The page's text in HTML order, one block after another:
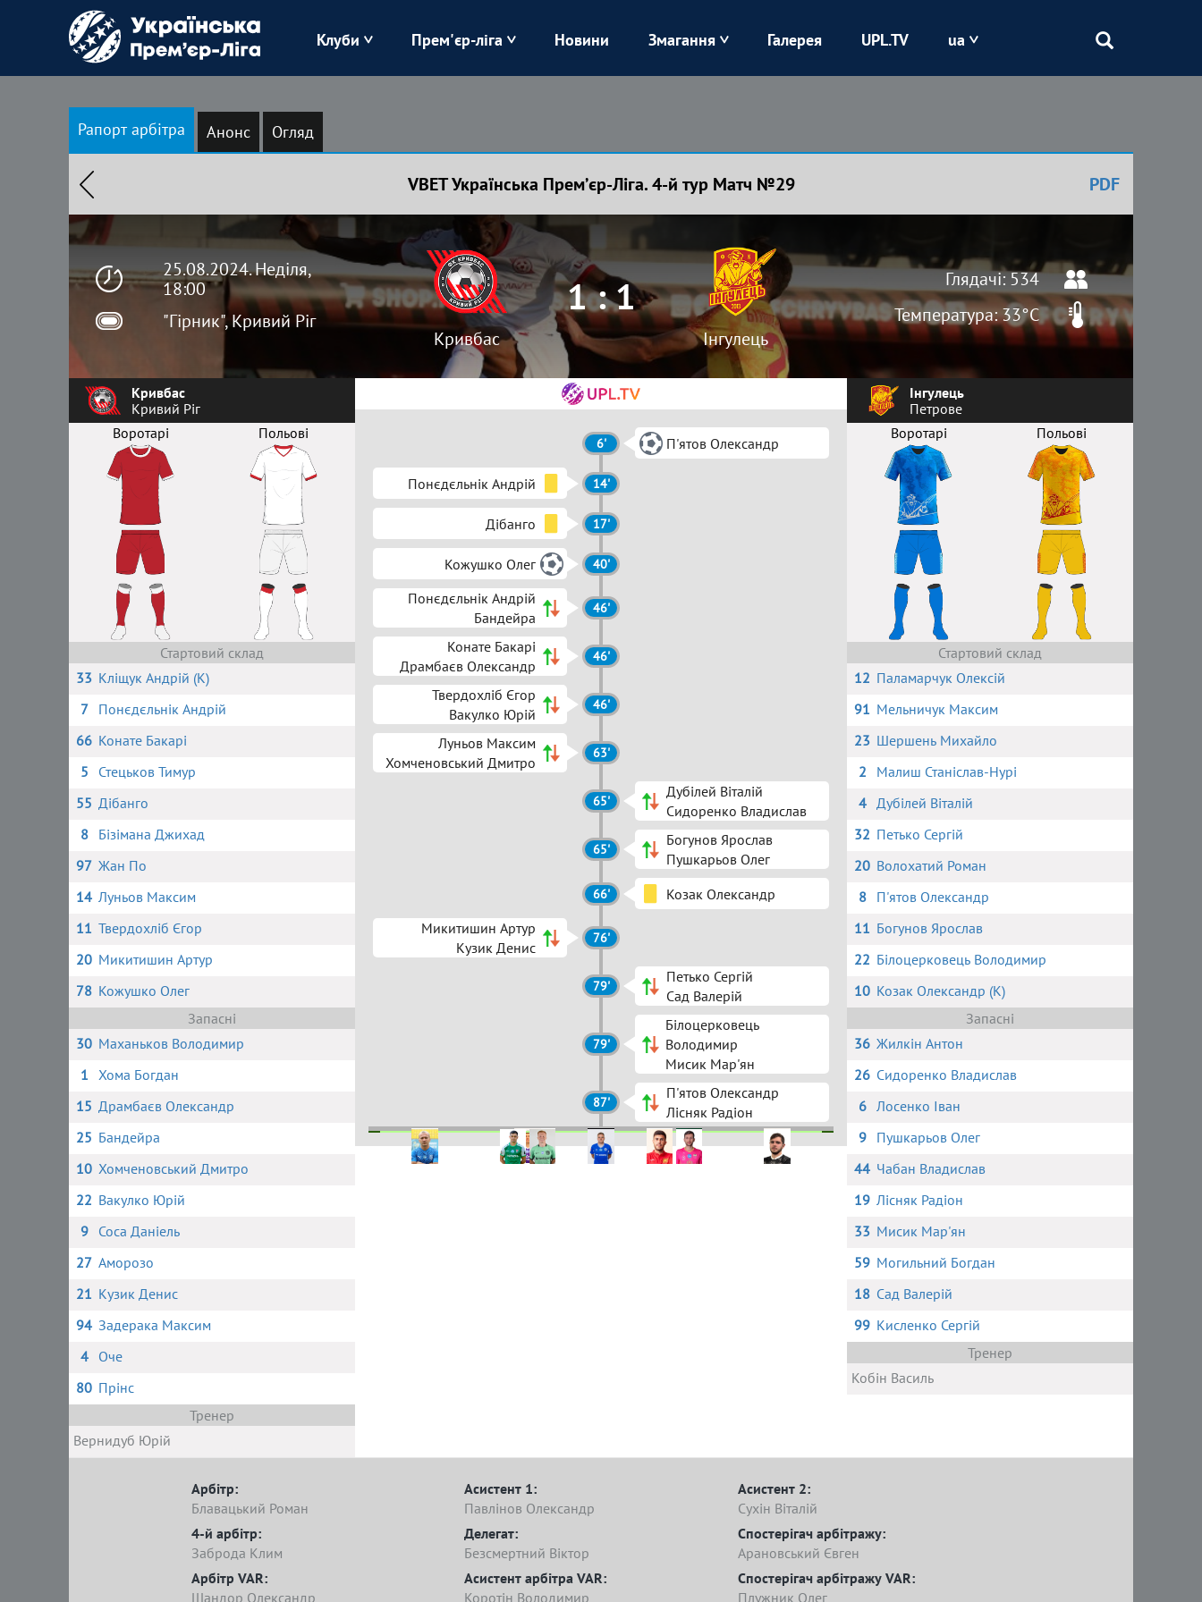
Клуби
Зоря Карпати Колос Кривбас
Лівий Берег
Полісся Харків Чорноморець
Прем'єр-ліга Новини Змагання Галерея UPL.TV ua
Рапорт арбітра Анонс Огляд
VBET Українська Премʼєр-Ліга. 4-й тур Матч №29 PDF
25.08.2024. Неділя,
18:00
"Гірник", Кривий Ріг
Кривбас
1 : 1
Інгулець
Глядачі: 534
Температура: 33°C
Кривбас
Кривий Ріг
Воротарі
Польові
Стартовий склад
33 Кліщук Андрій (К)
7
Понєдєльнік Андрій
66 Конате Бакарі
5
Стецьков Тимур
55 Дібанго
8
Бізімана Джихад
97 Жан По
14 Луньов Максим
11 Твердохліб Єгор
20 Микитишин Артур
78 Кожушко Олег
Запасні
30 Маханьков Володимир
1 Хома Богдан
15 Драмбаєв Олександр
25 Бандейра
10 Хомченовський Дмитро
22 Вакулко Юрій
9
Соса Даніель
27 Аморозо
21 Кузик Денис
94 Задерака Максим
4
Оче
80 Прінс
Тренер
Вернидуб Юрій
6' П'ятов Олександр
Понєдєльнік Андрій 14'
Дібанго 17'
Кожушко Олег 40'
Понєдєльнік Андрій
Бандейра
46'
Конате Бакарі
Драмбаєв Олександр
46'
Твердохліб Єгор
Вакулко Юрій
46'
Луньов Максим
Хомченовський Дмитро
63'
65'
Дубілей Віталій
Сидоренко Владислав
65'
Богунов Ярослав
Пушкарьов Олег
66'
Козак Олександр
Микитишин Артур
Кузик Денис
76'
79'
Петько Сергій
Сад Валерій
79'
Білоцерковець
Володимир
Мисик Мар'ян
87'
П'ятов Олександр
Лісняк Радіон
Інгулець
Петрове
Воротарі
Польові
Стартовий склад
12 Паламарчук Олексій
91 Мельничук Максим
23 Шершень Михайло
2
Малиш Станіслав-Нурі
4 Дубілей Віталій
32 Петько Сергій
20 Волохатий Роман
8
П'ятов Олександр
11 Богунов Ярослав
22 Білоцерковець Володимир
10 Козак Олександр (К)
Запасні
36 Жилкін Антон
26 Сидоренко Владислав
6 Лосенко Іван
9
Пушкарьов Олег
44 Чабан Владислав
19 Лісняк Радіон
33 Мисик Мар'ян
59 Могильний Богдан
18 Сад Валерій
99 Кисленко Сергій
Тренер
Кобін Василь
Арбітр:
Блавацький Роман
Асистент 1:
Павлінов Олександр
Асистент 2:
Сухін Віталій
4-й арбітр:
Заброда Клим
Делегат:
Безсмертний Віктор
Спостерігач арбітражу:
Арановський Євген
Арбітр VAR:
Шандор Олександр
Асистент арбітра VAR:
Коротін Володимир
Спостерігач арбітражу VAR:
Плужник Олег